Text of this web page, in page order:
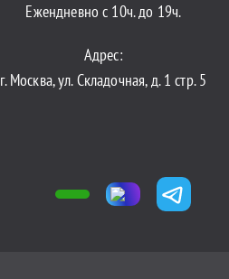
Ежендневно с 10ч. до 19ч.
Адрес:
г. Москва, ул. Складочная, д. 1 стр. 5